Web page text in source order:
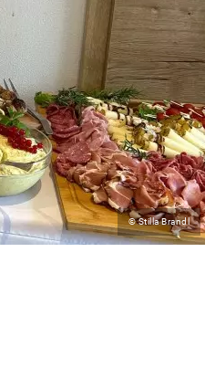
© Stilla Brandl